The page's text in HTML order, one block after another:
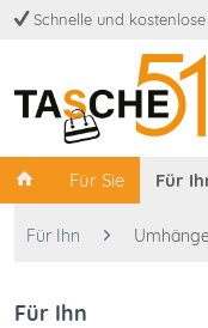
Schnelle und kostenlose
Für Sie Für
Für Ihn
Für Ihn